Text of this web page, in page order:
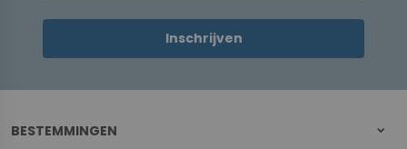
Inschrijven
BESTEMMINGEN